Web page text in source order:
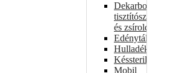
Dekarbonizáló
tisztítószerek
és zsíroldók
Edénytálcák
Hulladékdarálók
Késsterilizátorok
Mobil